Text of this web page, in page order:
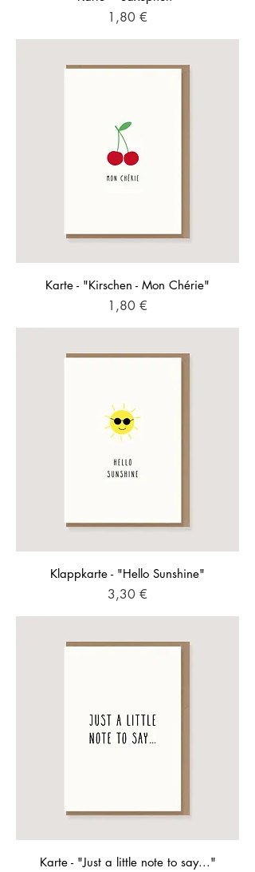
Preis
1,80 €
Karte - "Kirschen - Mon Chérie"
Preis
1,80 €
Klappkarte - "Hello Sunshine"
Preis
3,30 €
Karte - "Just a little note to say..."